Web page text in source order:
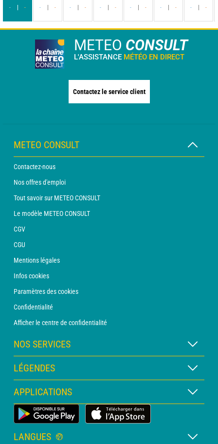
- - - - - - - - - - - - - -
METEO CONSULT
L'ASSISTANCE MÉTÉO EN DIRECT
Contactez le service client
METEO CONSULT
Contactez-nous
Nos offres d'emploi
Tout savoir sur METEO CONSULT
Le modèle METEO CONSULT
CGV
CGU
Mentions légales
Infos cookies
Paramètres des cookies
Confidentialité
Afficher le centre de confidentialité
NOS SERVICES
Abonnement METEO Xpert
Abonnement METEO PRO
Consultation avec un prévisionniste
Bulletin PRO
LÉGENDES
Légende des cartes
Légende des pictogrammes
Glossaire
APPLICATIONS
Application Météo Terrestre
LANGUES